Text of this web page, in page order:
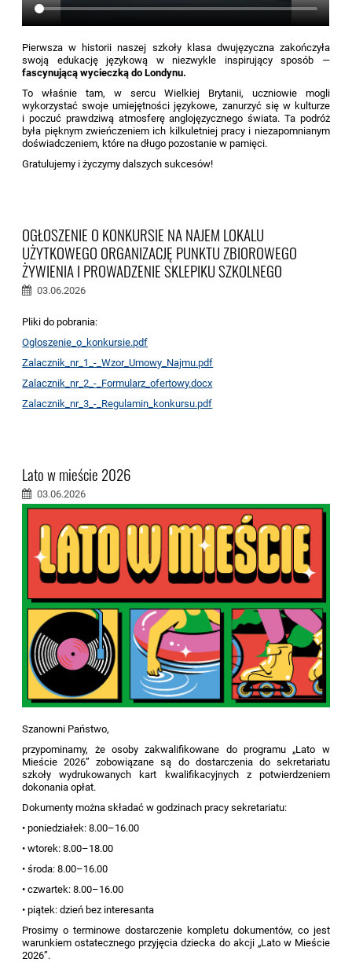
Pierwsza w historii naszej szkoły klasa dwujęzyczna zakończyła
swoją edukację językową w niezwykle inspirujący sposób —
fascynującą wycieczką do Londynu.
To właśnie tam, w sercu Wielkiej Brytanii, uczniowie mogli
wykorzystać swoje umiejętności językowe, zanurzyć się w kulturze
i poczuć prawdziwą atmosferę anglojęzycznego świata. Ta podróż
była pięknym zwieńczeniem ich kilkuletniej pracy i niezapomnianym
doświadczeniem, które na długo pozostanie w pamięci.
Gratulujemy i życzymy dalszych sukcesów!
OGŁOSZENIE O KONKURSIE NA NAJEM LOKALU
UŻYTKOWEGO ORGANIZACJĘ PUNKTU ZBIOROWEGO
ŻYWIENIA I PROWADZENIE SKLEPIKU SZKOLNEGO
03.06.2026
Pliki do pobrania:
Ogloszenie_o_konkursie.pdf
Zalacznik_nr_1_-_Wzor_Umowy_Najmu.pdf
Zalacznik_nr_2_-_Formularz_ofertowy.docx
Zalacznik_nr_3_-_Regulamin_konkursu.pdf
Lato w mieście 2026
03.06.2026
Szanowni Państwo,
przypominamy, że osoby zakwalifikowane do programu „Lato w
Mieście 2026” zobowiązane są do dostarczenia do sekretariatu
szkoły wydrukowanych kart kwalifikacyjnych z potwierdzeniem
dokonania opłat.
Dokumenty można składać w godzinach pracy sekretariatu:
• poniedziałek: 8.00–16.00
• wtorek: 8.00–18.00
• środa: 8.00–16.00
• czwartek: 8.00–16.00
• piątek: dzień bez interesanta
Prosimy o terminowe dostarczenie kompletu dokumentów, co jest
warunkiem ostatecznego przyjęcia dziecka do akcji „Lato w Mieście
2026”.